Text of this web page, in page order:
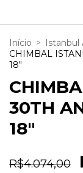
Início > Istanbul
CHIMBAL
18"
30TH
18"
R$4.074,00